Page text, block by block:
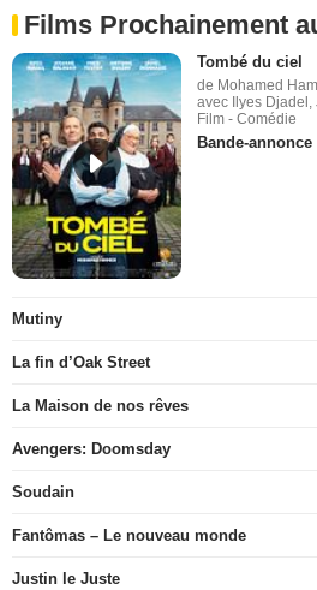
Films Prochainement
Tombé du ciel
de Mohamed
avec Ilyes Djadel,
Film - Comédie
Bande-annonce
Mutiny
La fin d’Oak Street
La Maison de nos rêves
Avengers: Doomsday
Soudain
Fantômas – Le nouveau monde
Justin le Juste